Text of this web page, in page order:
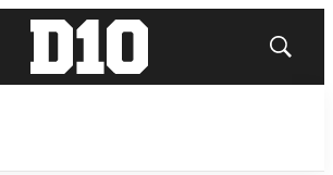
Mostrar